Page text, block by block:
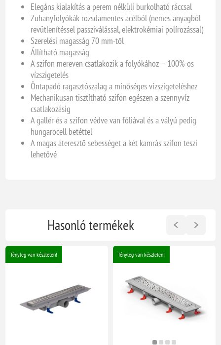
Elegáns kialakítás a perem nélküli burkolható ráccsal
Zuhanyfolyókák rozsdamentes acélból (nemes anyagból
revütlenítéssel passziválással, elektrokémiai polírozással)
Szerelési magasság 70 mm-től
Állítható magasság
A szifon mereven csatlakozik a folyókához – 100%-os
vízszigetelés
Öntapadó ragasztószalag a minőséges vízszigeteléshez
Mechanikusan tisztítható szifon egészen a szennyvíz
csatlakozásig
A gallér és a szifon védve van fóliával és a vályú pedig
hungarocell betéttel
A magas áteresztő sebességet a két kamrás szifon teszi
lehetővé
Hasonló termékek
Tényleg van készleten! Tényleg van készleten!